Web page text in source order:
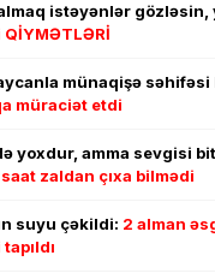
istəyənlər gözləsin,
QİYMƏTLƏRİ
münaqişə səhifəsi
müraciət etdi
yoxdur, amma sevgisi
zaldan çıxa bilmədi
suyu çəkildi: 2 alman